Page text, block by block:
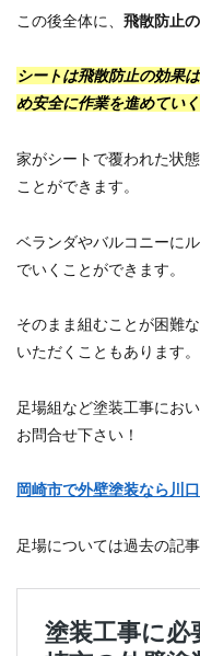
この後全体に、 飛散防止
シートは飛散防止の効果
め安全に作業を進めてい
家がシートで覆われた状
ことができます。
ベランダやバルコニーに
でいくことができます。
そのまま組むことが困難
いただくこともあります。
足場組など塗装工事にお
お問合せ下さい！
岡崎市で外壁塗装なら川
足場については過去の記